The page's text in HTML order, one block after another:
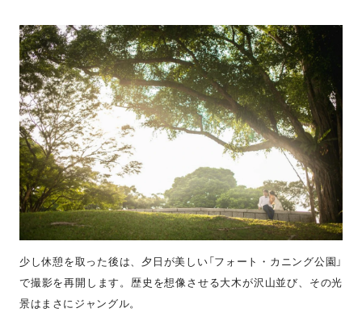
少し休憩を取った後は、夕日が美しい「フォート・カニング公園」
で撮影を再開します。歴史を想像させる大木が沢山並び、その光
景はまさにジャングル。